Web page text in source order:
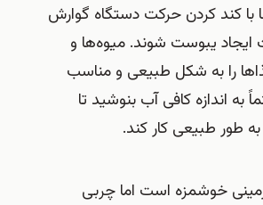
با کند کردن حرکت دستگاه گوارش
ایجاد یبوست شوند. میوه‌ها و
را به شکل طبیعی و مناسب
به اندازه کافی آب بنوشید تا
طور طبیعی کار کند.
خوشمزه است اما چربی